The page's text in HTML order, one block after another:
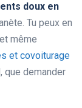
doux en
Tu peux en
et même
et covoiturage
que demander